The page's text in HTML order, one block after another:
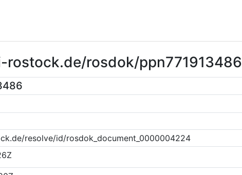
rosdok/ppn771913486
resolve/id/rosdok_document_0000004224